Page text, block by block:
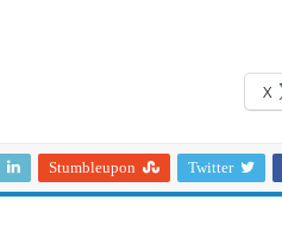
X
Twitter
Stumbleupon